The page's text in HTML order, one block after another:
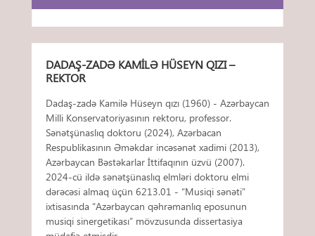
DADAŞ-ZADƏ KAMILƏ HÜSEYN QIZI –
REKTOR
Dadaş-zadə Kamilə Hüseyn qızı (1960) - Azərbaycan
Milli Konservatoriyasının rektoru, professor.
Sənətşünaslıq doktoru (2024), Azərbacan
Respublikasının Əməkdar incəsənət xadimi (2013),
Azərbaycan Bəstəkarlar İttifaqının üzvü (2007).
2024-cü ildə sənətşünaslıq elmləri doktoru elmi
dərəcəsi almaq üçün 6213.01 - “Musiqi sənəti”
ixtisasında “Azərbaycan qəhrəmanlıq eposunun
musiqi sinergetikası” mövzusunda dissertasiya